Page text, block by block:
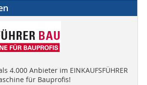
4.000 Anbieter im EINKAUFSFÜHRER
für Bauprofis!